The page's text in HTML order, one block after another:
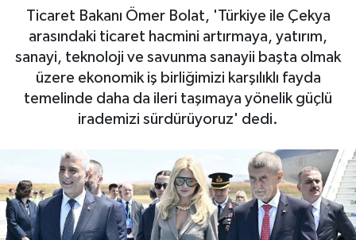
Ticaret Bakanı Ömer Bolat, 'Türkiye ile Çekya
arasındaki ticaret hacmini artırmaya, yatırım,
sanayi, teknoloji ve savunma sanayii başta olmak
üzere ekonomik iş birliğimizi karşılıklı fayda
temelinde daha da ileri taşımaya yönelik güçlü
irademizi sürdürüyoruz' dedi.
Asayiş
Magazin
Gayrimenkul
Eğitim